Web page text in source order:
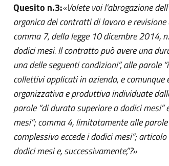
Quesito n.3:«Volete voi l’abrogazione
organica dei contratti di lavoro e
comma 7, della legge 10 dicembre 2014,
dodici mesi. Il contratto può avere una
una delle seguenti condizioni”, alle
collettivi applicati in azienda, e
organizzativa e produttiva individuate
parole “di durata superiore a dodici
mesi”; comma 4, limitatamente alle
complessivo eccede i dodici mesi”;
dodici mesi e, successivamente,”?»